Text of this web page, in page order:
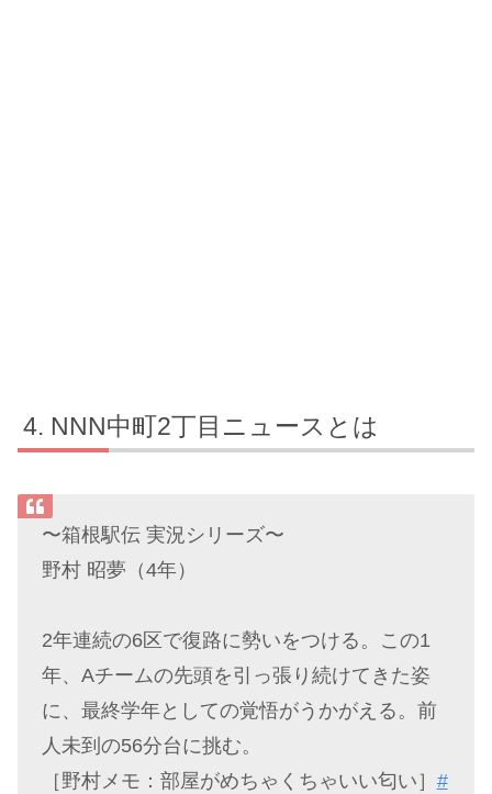
NNN中町2丁目ニュースとは
〜箱根駅伝 実況シリーズ〜
野村 昭夢（4年）
2年連続の6区で復路に勢いをつける。この1
年、Aチームの先頭を引っ張り続けてきた姿
に、最終学年としての覚悟がうかがえる。前
人未到の56分台に挑む。
［野村メモ：部屋がめちゃくちゃいい匂い］ #